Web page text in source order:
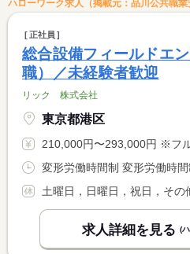
ハローワーク求人（掲載元：品川公共職業
正社員
総合設備フィールドエ
職）／未経験者歓迎
リック 株式会社
東京都港区
210,000円〜293,000円 ※フルタイム求人の場合は月額（換算額
土曜日，日曜日，祝日，その
求人詳細を見る (